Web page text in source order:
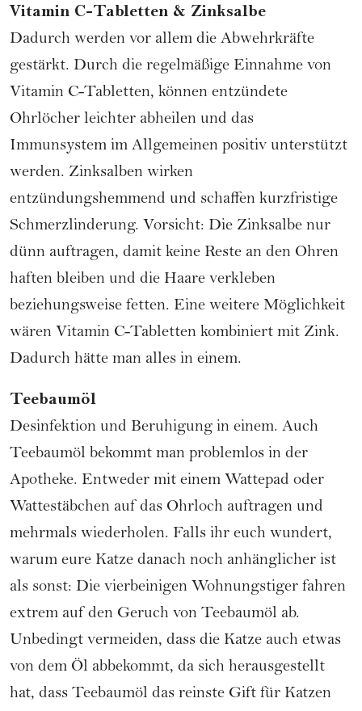
Vitamin C-Tabletten & Zinksalbe
Dadurch werden vor allem die Abwehrkräfte
gestärkt. Durch die regelmäßige Einnahme von
Vitamin C-Tabletten, können entzündete
Ohrlöcher leichter abheilen und das
Immunsystem im Allgemeinen positiv unterstützt
werden. Zinksalben wirken
entzündungshemmend und schaffen kurzfristige
Schmerzlinderung. Vorsicht: Die Zinksalbe nur
dünn auftragen, damit keine Reste an den Ohren
haften bleiben und die Haare verkleben
beziehungsweise fetten. Eine weitere Möglichkeit
wären Vitamin C-Tabletten kombiniert mit Zink.
Dadurch hätte man alles in einem.
Teebaumöl
Desinfektion und Beruhigung in einem. Auch
Teebaumöl bekommt man problemlos in der
Apotheke. Entweder mit einem Wattepad oder
Wattestäbchen auf das Ohrloch auftragen und
mehrmals wiederholen. Falls ihr euch wundert,
warum eure Katze danach noch anhänglicher ist
als sonst: Die vierbeinigen Wohnungstiger fahren
extrem auf den Geruch von Teebaumöl ab.
Unbedingt vermeiden, dass die Katze auch etwas
von dem Öl abbekommt, da sich herausgestellt
hat, dass Teebaumöl das reinste Gift für Katzen